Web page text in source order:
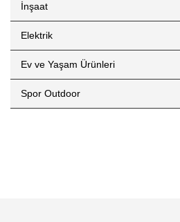
İnşaat
Elektrik
Ev ve Yaşam Ürünleri
Spor Outdoor